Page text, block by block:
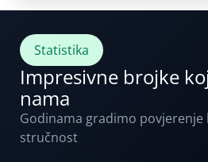
Statistika
Impresivne brojke
nama
Godinama gradimo povjerenje
stručnost